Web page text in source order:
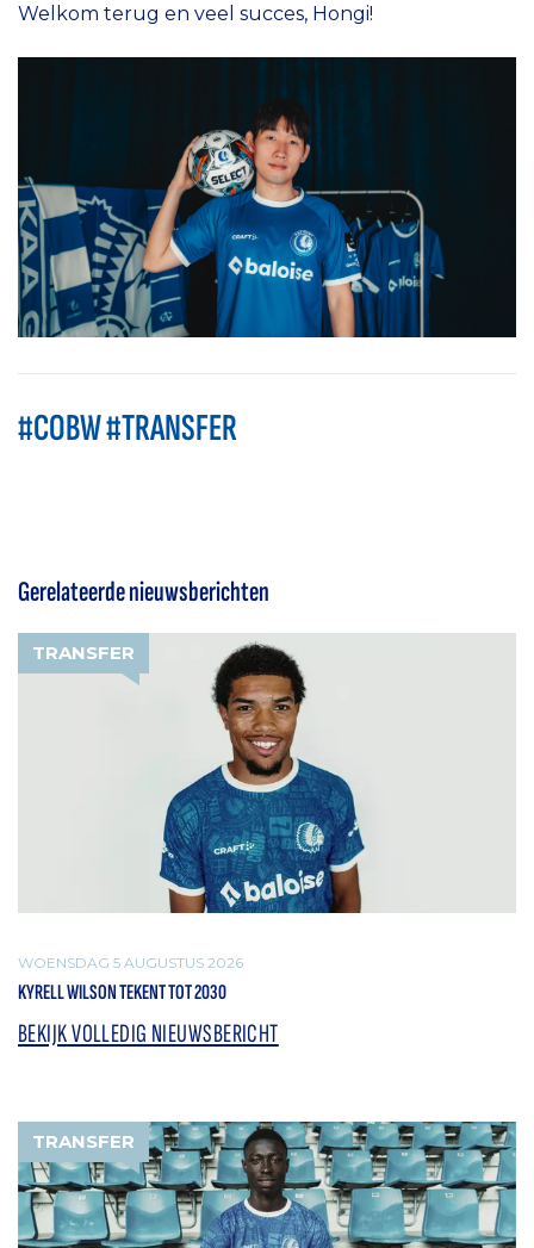
Welkom terug en veel succes, Hongi!
#COBW #TRANSFER
Gerelateerde nieuwsberichten
TRANSFER
WOENSDAG 5 AUGUSTUS 2026
KYRELL WILSON TEKENT TOT 2030
BEKIJK VOLLEDIG NIEUWSBERICHT
TRANSFER